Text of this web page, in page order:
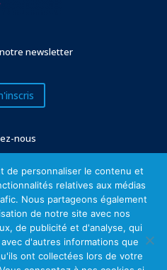
newsletter
nous
de personnaliser le contenu et
relatives aux médias
Nous partageons également
de notre site avec nos
de publicité et d'analyse, qui
d'autres informations que
ont collectées lors de votre